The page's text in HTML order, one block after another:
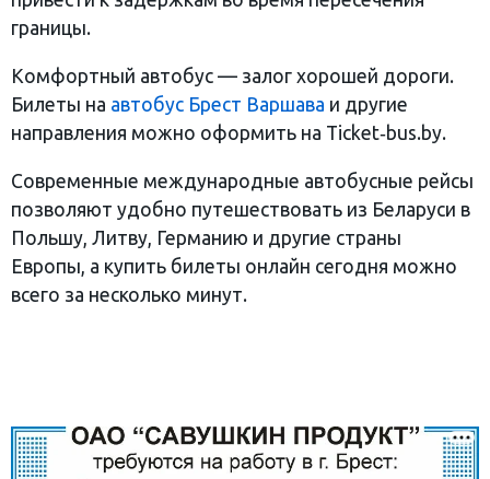
границы.
Комфортный автобус — залог хорошей дороги.
Билеты на автобус Брест Варшава и другие
направления можно оформить на Ticket‑bus.by.
Современные международные автобусные рейсы
позволяют удобно путешествовать из Беларуси в
Польшу, Литву, Германию и другие страны
Европы, а купить билеты онлайн сегодня можно
всего за несколько минут.